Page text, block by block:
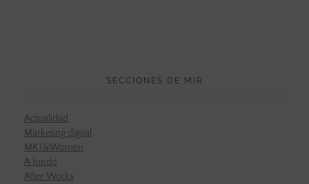
SECCIONES DE MIR
Actualidad
Marketing digital
MKT&Women
A fondo
After Works